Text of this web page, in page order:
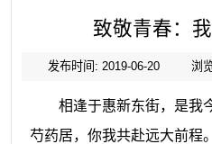
致敬青春：
发布时间: 2019-06-20 浏
相逢于惠新东街，是我
芍药居，你我共赴远大前程